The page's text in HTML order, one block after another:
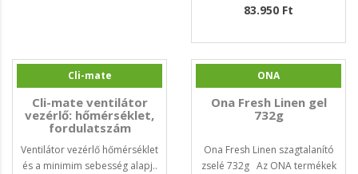
83.950 Ft
Cli-mate
Cli-mate ventilátor
vezérlő: hőmérséklet,
fordulatszám
Ventilátor vezérlő hőmérséklet
és a minimim sebesség alapj..
ONA
Ona Fresh Linen gel
732g
Ona Fresh Linen szagtalanító
zselé 732g Az ONA termékek